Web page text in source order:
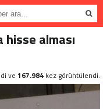
hisse alması
ve 167.984 kez görüntülendi.